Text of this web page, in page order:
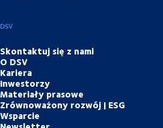
DSV
Skontaktuj się z nami
O DSV
Kariera
Inwestorzy
Materiały prasowe
Zrównoważony rozwój | ESG
Wsparcie